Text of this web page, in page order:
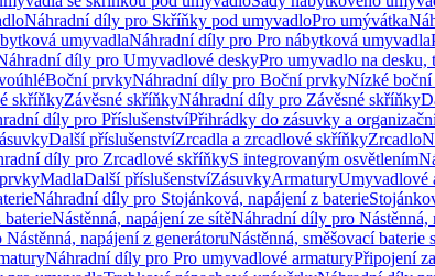
Náhradní díly pro Skříňky pod umyvadloPro umývátka
umyvadlaNáhradní díly pro Pro nábytková umyvadla
díly pro Umyvadlové deskyPro umyvadlo na desku,
Boční prvkyNáhradní díly pro Boční prvkyNízké
skříňkyZávěsné skříňkyNáhradní díly pro Závěsné skříňky
díly pro PříslušenstvíPřihrádky do zásuvky a
Další příslušenstvíZrcadla a zrcadlové skříňkyZrcadlo
díly pro Zrcadlové skříňkyS integrovaným osvětlením
MadlaDalší příslušenstvíZásuvkyArmaturyUmyvadlové
Náhradní díly pro Stojánková, napájení z baterie
Nástěnná, napájení ze sítěNáhradní díly pro Nástěnná,
napájení z generátoruNástěnná, směšovací baterie
Náhradní díly pro Pro umyvadlové armaturyPřipojení